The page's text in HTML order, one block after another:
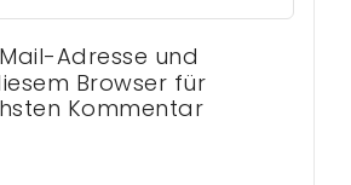
Adresse und
Browser für
Kommentar